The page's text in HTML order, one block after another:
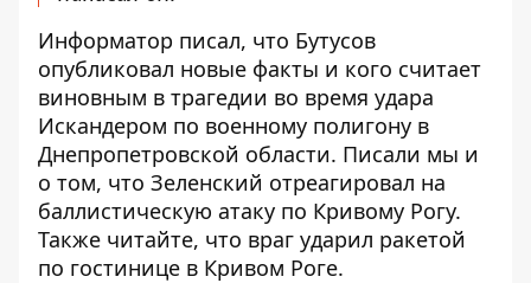
Информатор писал, что Бутусов
опубликовал новые факты и кого считает
виновным в трагедии во время удара
Искандером по военному полигону в
Днепропетровской области. Писали мы и
о том, что Зеленский отреагировал на
баллистическую атаку по Кривому Рогу.
Также читайте, что враг ударил ракетой
по гостинице в Кривом Роге.